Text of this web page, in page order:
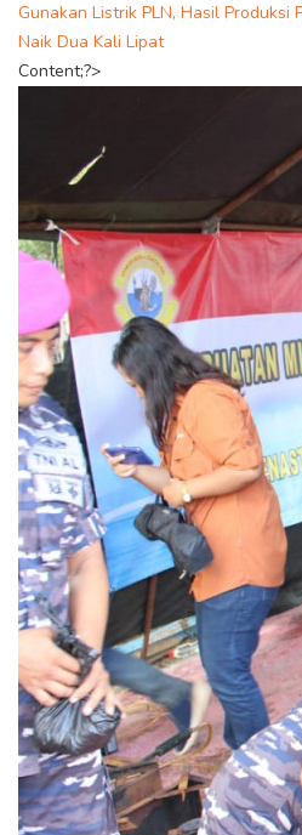
Gunakan Listrik PLN, Hasil
Naik Dua Kali Lipat
Content;?>